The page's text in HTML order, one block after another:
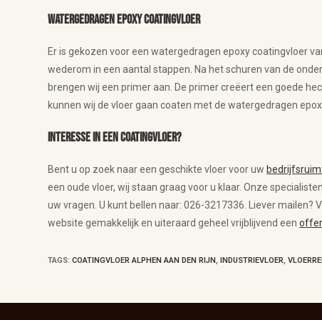
Watergedragen epoxy coatingvloer
Er is gekozen voor een watergedragen epoxy coatingvloer
wederom in een aantal stappen. Na het schuren van de
brengen wij een primer aan. De primer creëert een goede
kunnen wij de vloer gaan coaten met de watergedragen
Interesse in een coatingvloer?
Bent u op zoek naar een geschikte vloer voor uw
een oude vloer, wij staan graag voor u klaar. Onze
uw vragen. U kunt bellen naar: 026-3217336. Liever mailen?
website gemakkelijk en uiteraard geheel vrijblijvend een
TAGS:COATINGVLOER ALPHEN AAN DEN RIJN, INDUSTRIEVLOER,